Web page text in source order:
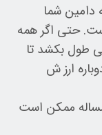
دامین شما
حتی اگر همه
طول بکشد تا
ارز ش
ممکن است